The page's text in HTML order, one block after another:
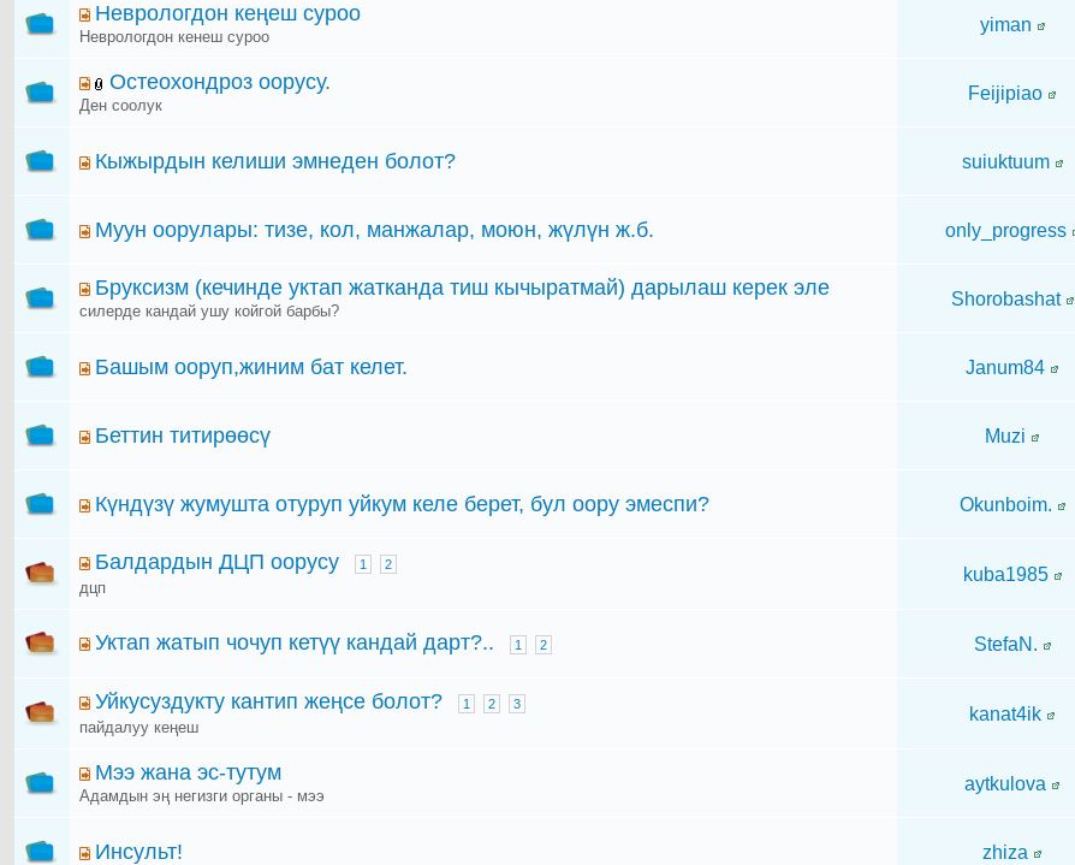
Неврологдон кеңеш суроо
Неврологдон кенеш суроо
yiman
Остеохондроз оорусу.
Ден соолук
Feijipiao
Кыжырдын келиши эмнеден болот? suiuktuum
Муун оорулары: тизе, кол, манжалар, моюн, жүлүн ж.б. only_progress
Бруксизм (кечинде уктап жатканда тиш кычыратмай) дарылаш керек эле
силерде кандай ушу койгой барбы?
Shorobashat
Башым ооруп,жиним бат келет. Janum84
Беттин титирөөсү Muzi
Күндүзү жумушта отуруп уйкум келе берет, бул оору эмеспи? Okunboim.
Балдардын ДЦП оорусу 1 2
дцп
kuba1985
Уктап жатып чочуп кетүү кандай дарт?.. 1 2 StefaN.
Уйкусуздукту кантип жеңсе болот? 1 2 3
пайдалуу кеңеш
kanat4ik
Мээ жана эс-тутум
Адамдын эң негизги органы - мээ
aytkulova
Инсульт! zhiza